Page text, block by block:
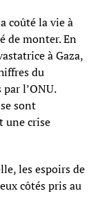
coûté la vie à
de monter. En
à Gaza,
du
l’ONU.
sont
une crise
les espoirs de
côtés pris au